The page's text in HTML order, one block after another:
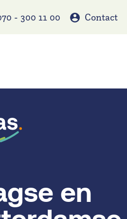
- 300 11 00 Contact
en